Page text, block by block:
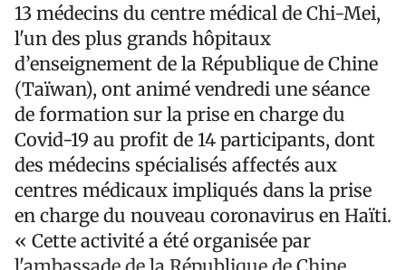
13 médecins du centre médical de Chi-Mei,
l'un des plus grands hôpitaux
d’enseignement de la République de Chine
(Taïwan), ont animé vendredi une séance
de formation sur la prise en charge du
Covid-19 au profit de 14 participants, dont
des médecins spécialisés affectés aux
centres médicaux impliqués dans la prise
en charge du nouveau coronavirus en Haïti.
« Cette activité a été organisée par